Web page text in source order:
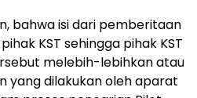
bahwa isi dari pemberitaan
KST sehingga pihak KST
melebih-lebihkan atau
yang dilakukan oleh aparat